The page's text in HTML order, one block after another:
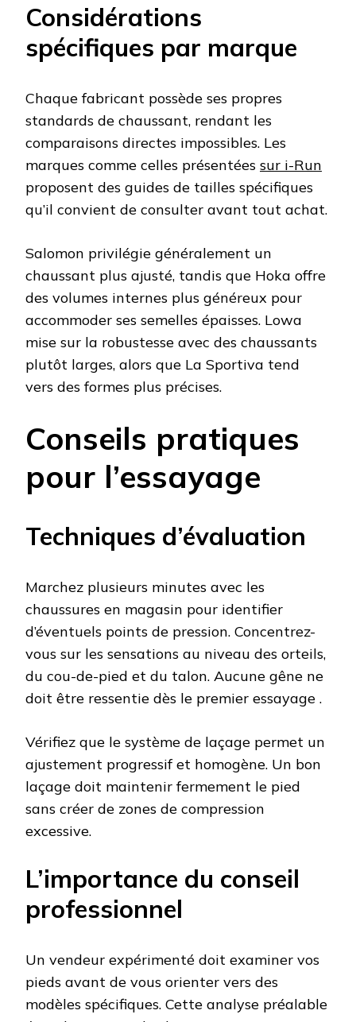
Considérations
spécifiques par marque
Chaque fabricant possède ses propres
standards de chaussant, rendant les
comparaisons directes impossibles. Les
marques comme celles présentées sur i-Run
proposent des guides de tailles spécifiques
qu’il convient de consulter avant tout achat.
Salomon privilégie généralement un
chaussant plus ajusté, tandis que Hoka offre
des volumes internes plus généreux pour
accommoder ses semelles épaisses. Lowa
mise sur la robustesse avec des chaussants
plutôt larges, alors que La Sportiva tend
vers des formes plus précises.
Conseils pratiques
pour l’essayage
Techniques d’évaluation
Marchez plusieurs minutes avec les
chaussures en magasin pour identifier
d’éventuels points de pression. Concentrez-
vous sur les sensations au niveau des orteils,
du cou-de-pied et du talon. Aucune gêne ne
doit être ressentie dès le premier essayage .
Vérifiez que le système de laçage permet un
ajustement progressif et homogène. Un bon
laçage doit maintenir fermement le pied
sans créer de zones de compression
excessive.
L’importance du conseil
professionnel
Un vendeur expérimenté doit examiner vos
pieds avant de vous orienter vers des
modèles spécifiques. Cette analyse préalable